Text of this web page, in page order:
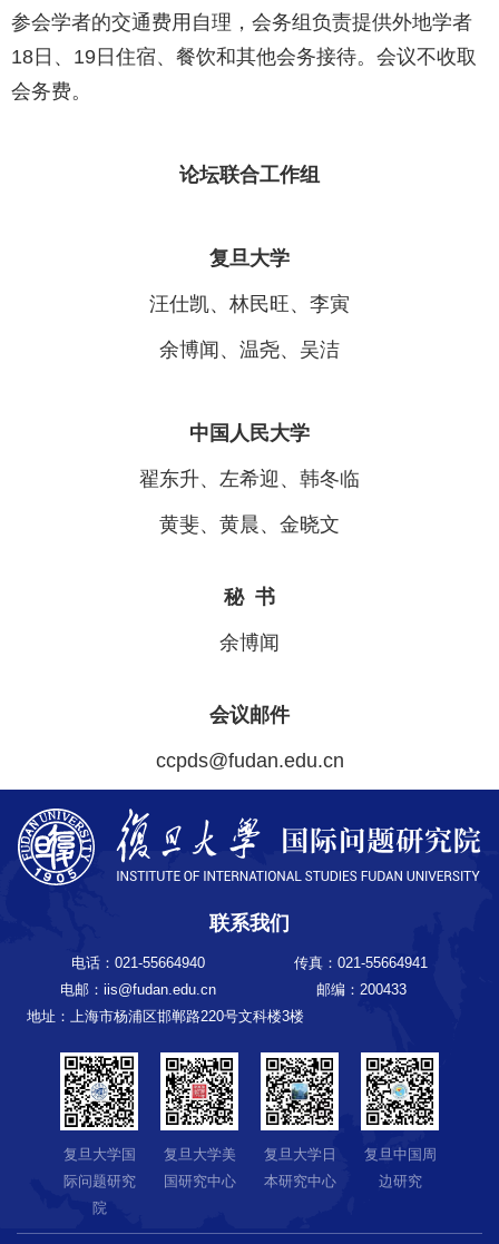
参会学者的交通费用自理，会务组负责提供外地学者
18日、19日住宿、餐饮和其他会务接待。会议不收取
会务费。
论坛联合工作组
复旦大学
汪仕凯、林民旺、李寅
余博闻、温尧、吴洁
中国人民大学
翟东升、左希迎、韩冬临
黄斐、黄晨、金晓文
秘 书
余博闻
会议邮件
ccpds@fudan.edu.cn
联系我们
电话：021-55664940
传真：021-55664941
电邮：iis@fudan.edu.cn
邮编：200433
地址：上海市杨浦区邯郸路220号文科楼3楼
复旦大学国
际问题研究
院
复旦大学美
国研究中心
复旦大学日
本研究中心
复旦中国周
边研究